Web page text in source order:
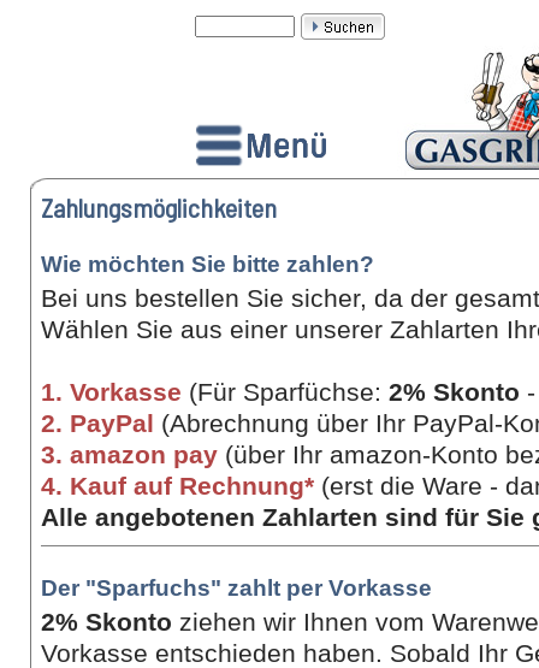
Zahlungsmöglichkeiten
Wie möchten Sie bitte zahlen?
Bei uns bestellen Sie sicher, da der
Wählen Sie aus einer unserer Zahlarten
1. Vorkasse (Für Sparfüchse: 2% Skonto
2. PayPal (Abrechnung über Ihr PayPal-
3. amazon pay (über Ihr amazon-Konto
4. Kauf auf Rechnung* (erst die Ware -
Alle angebotenen Zahlarten sind für Sie
Der "Sparfuchs" zahlt per Vorkasse
2% Skonto ziehen wir Ihnen vom
Vorkasse entschieden haben. Sobald Ihr